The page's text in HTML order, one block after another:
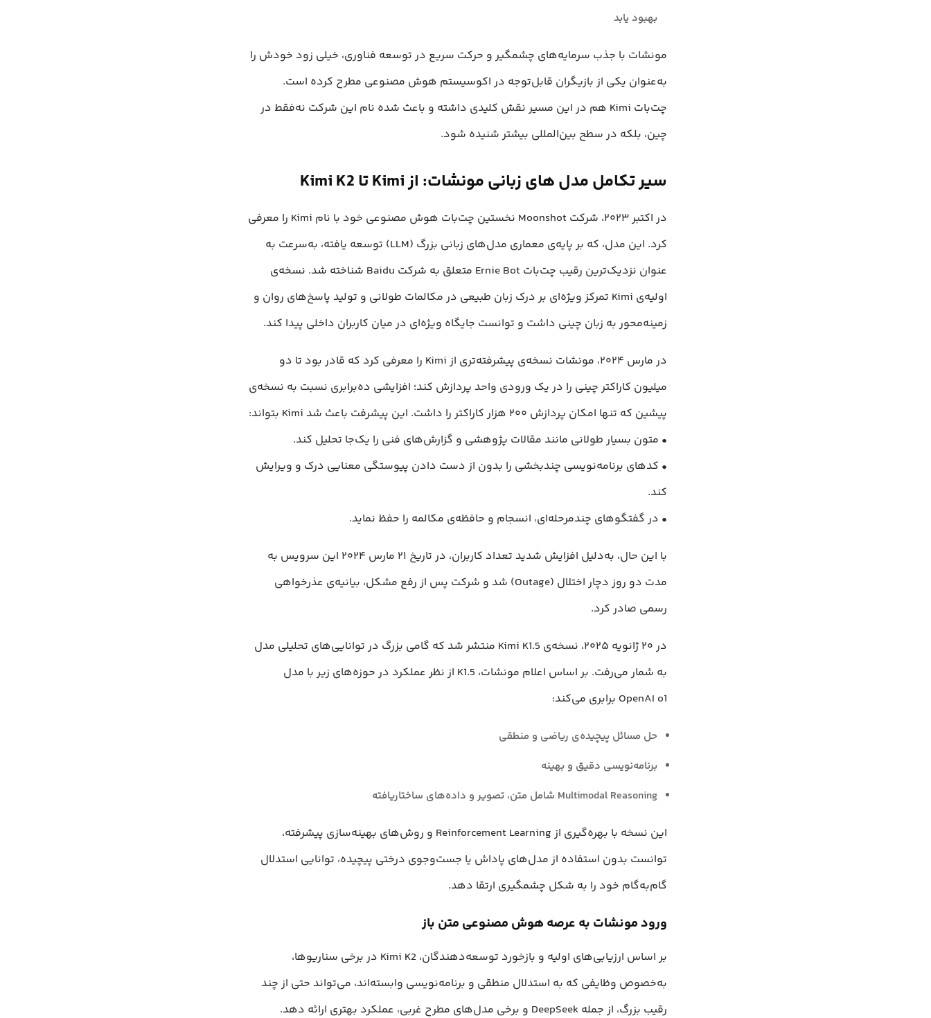
بهبود یابد
مونشات با جذب سرمایه‌های چشمگیر و حرکت سریع در توسعه فناوری، خیلی زود خودش را
به‌عنوان یکی از بازیگران قابل‌توجه در اکوسیستم هوش مصنوعی مطرح کرده است.
چت‌بات Kimi هم در این مسیر نقش کلیدی داشته و باعث شده نام این شرکت نه‌فقط در
چین، بلکه در سطح بین‌المللی بیشتر شنیده شود.
سیر تکامل مدل های زبانی مونشات: از Kimi تا Kimi K2
در اکتبر ۲۰۲۳، شرکت Moonshot نخستین چت‌بات هوش مصنوعی خود با نام Kimi را معرفی
کرد. این مدل، که بر پایه‌ی معماری مدل‌های زبانی بزرگ (LLM) توسعه یافته، به‌سرعت به
عنوان نزدیک‌ترین رقیب چت‌بات Ernie Bot متعلق به شرکت Baidu شناخته شد. نسخه‌ی
اولیه‌ی Kimi تمرکز ویژه‌ای بر درک زبان طبیعی در مکالمات طولانی و تولید پاسخ‌های روان و
زمینه‌محور به زبان چینی داشت و توانست جایگاه ویژه‌ای در میان کاربران داخلی پیدا کند.
در مارس ۲۰۲۴، مونشات نسخه‌ی پیشرفته‌تری از Kimi را معرفی کرد که قادر بود تا دو
میلیون کاراکتر چینی را در یک ورودی واحد پردازش کند؛ افزایشی ده‌برابری نسبت به نسخه‌ی
پیشین که تنها امکان پردازش ۲۰۰ هزار کاراکتر را داشت. این پیشرفت باعث شد Kimi بتواند:
• متون بسیار طولانی مانند مقالات پژوهشی و گزارش‌های فنی را یک‌جا تحلیل کند.
• کدهای برنامه‌نویسی چندبخشی را بدون از دست دادن پیوستگی معنایی درک و ویرایش
کند.
• در گفتگوهای چندمرحله‌ای، انسجام و حافظه‌ی مکالمه را حفظ نماید.
با این حال، به‌دلیل افزایش شدید تعداد کاربران، در تاریخ ۲۱ مارس ۲۰۲۴ این سرویس به
مدت دو روز دچار اختلال (Outage) شد و شرکت پس از رفع مشکل، بیانیه‌ی عذرخواهی
رسمی صادر کرد.
در ۲۰ ژانویه ۲۰۲۵، نسخه‌ی Kimi K1.5 منتشر شد که گامی بزرگ در توانایی‌های تحلیلی مدل
به شمار می‌رفت. بر اساس اعلام مونشات، K1.5 از نظر عملکرد در حوزه‌های زیر با مدل
OpenAI o1 برابری می‌کند:
حل مسائل پیچیده‌ی ریاضی و منطقی
برنامه‌نویسی دقیق و بهینه
Multimodal Reasoning شامل متن، تصویر و داده‌های ساختاریافته
این نسخه با بهره‌گیری از Reinforcement Learning و روش‌های بهینه‌سازی پیشرفته،
توانست بدون استفاده از مدل‌های پاداش یا جست‌وجوی درختی پیچیده، توانایی استدلال
گام‌به‌گام خود را به شکل چشمگیری ارتقا دهد.
ورود مونشات به عرصه هوش مصنوعی متن باز
بر اساس ارزیابی‌های اولیه و بازخورد توسعه‌دهندگان، Kimi K2 در برخی سناریوها،
به‌خصوص وظایفی که به استدلال منطقی و برنامه‌نویسی وابسته‌اند، می‌تواند حتی از چند
رقیب بزرگ، از جمله DeepSeek و برخی مدل‌های مطرح غربی، عملکرد بهتری ارائه دهد.